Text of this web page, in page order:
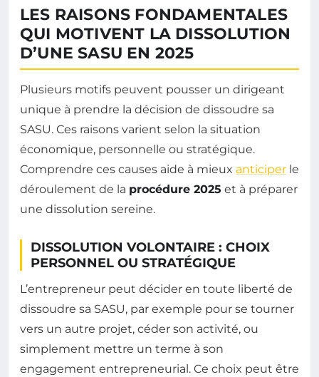
LES RAISONS FONDAMENTALES
QUI MOTIVENT LA DISSOLUTION
D’UNE SASU EN 2025
Plusieurs motifs peuvent pousser un dirigeant
unique à prendre la décision de dissoudre sa
SASU. Ces raisons varient selon la situation
économique, personnelle ou stratégique.
Comprendre ces causes aide à mieux anticiper le
déroulement de la procédure 2025 et à préparer
une dissolution sereine.
DISSOLUTION VOLONTAIRE : CHOIX
PERSONNEL OU STRATÉGIQUE
L’entrepreneur peut décider en toute liberté de
dissoudre sa SASU, par exemple pour se tourner
vers un autre projet, céder son activité, ou
simplement mettre un terme à son
engagement entrepreneurial. Ce choix peut être